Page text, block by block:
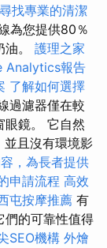
尋找專業的清潔
為您提供80％
。 護理之家
Analytics報告
了解如何選擇
過濾器僅在較
眼鏡。 它自然
且沒有環境影
，為長者提供
申請流程 高效
屯按摩推薦 有
們的可靠性值得
SEO機構 外燴